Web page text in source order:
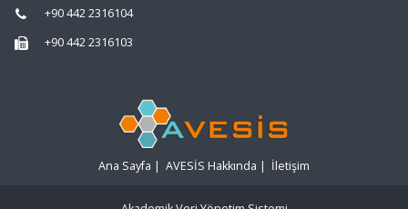
+90 442 2316104
+90 442 2316103
Ana Sayfa | AVESİS Hakkında | İletişim